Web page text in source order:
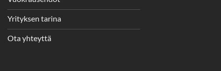
Yrityksen tarina
Ota yhteyttä